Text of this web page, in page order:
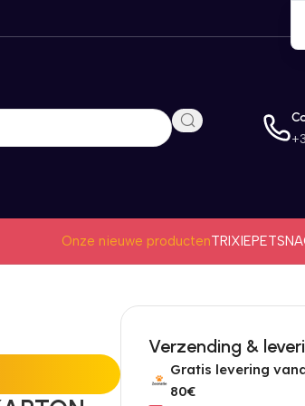
Onze nieuwe productenTRIXIE
Verzending &
Gratis levering
80€